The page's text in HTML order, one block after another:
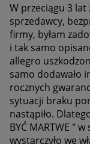
W przeciągu 3 lat
sprzedawcy,
firmy, byłam
i tak samo
allegro
samo dodawało
rocznych
sytuacji braku
nastąpiło.
BYĆ MARTWE "
wystarczyło we